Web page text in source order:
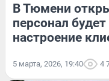
В Тюмени
персонал
настроение
5 марта, 2026, 19:40 4